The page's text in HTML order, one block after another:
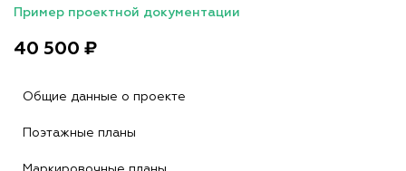
Пример проектной документации
40 500 ₽
Общие данные о проекте
Поэтажные планы